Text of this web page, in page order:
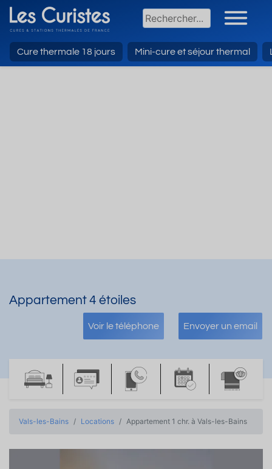
Cure thermale 18 jours Mini-cure et séjour thermal
Appartement 4 étoiles
Voir le téléphone Envoyer un email
Vals-les-Bains Locations Appartement 1 chr. à Vals-les-Bains